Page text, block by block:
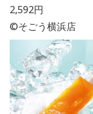
2,592円
©そごう横浜店